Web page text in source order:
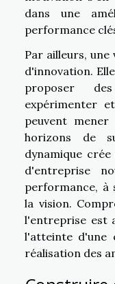
dans une
performance
Par ailleurs,
d'innovation.
proposer
expérimenter
peuvent
horizons de
dynamique
d'entreprise
performance, à
la vision.
l'entreprise est
l'atteinte d'une
réalisation des